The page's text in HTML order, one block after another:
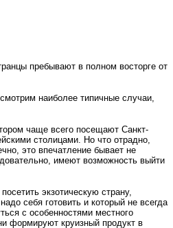
пребывают в полном восторге от
наиболее типичные случаи,
чаще всего посещают Санкт-
столицами. Но что отрадно,
это впечатление бывает не
имеют возможность выйти
экзотическую страну,
себя готовить и который не всегда
с особенностями местного
формируют круизный продукт в